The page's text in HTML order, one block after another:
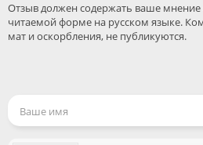
Отзыв должен содержать ваше мнение
читаемой форме на русском языке.